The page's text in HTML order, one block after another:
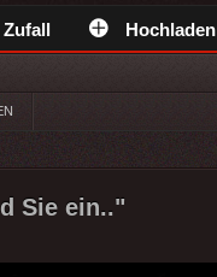
Zufall Hochladen
Sie ein.."